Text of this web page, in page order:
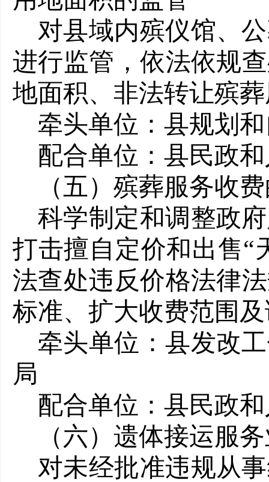
对县域内殡仪馆、
进行监管，依法依规
地面积、非法转让殡
牵头单位：县规划
配合单位：县民政
（五）殡葬服务收
科学制定和调整政
打击擅自定价和出售“
法查处违反价格法律
标准、扩大收费范围
牵头单位：县发改
局
配合单位：县民政
（六）遗体接运服
对未经批准违规从